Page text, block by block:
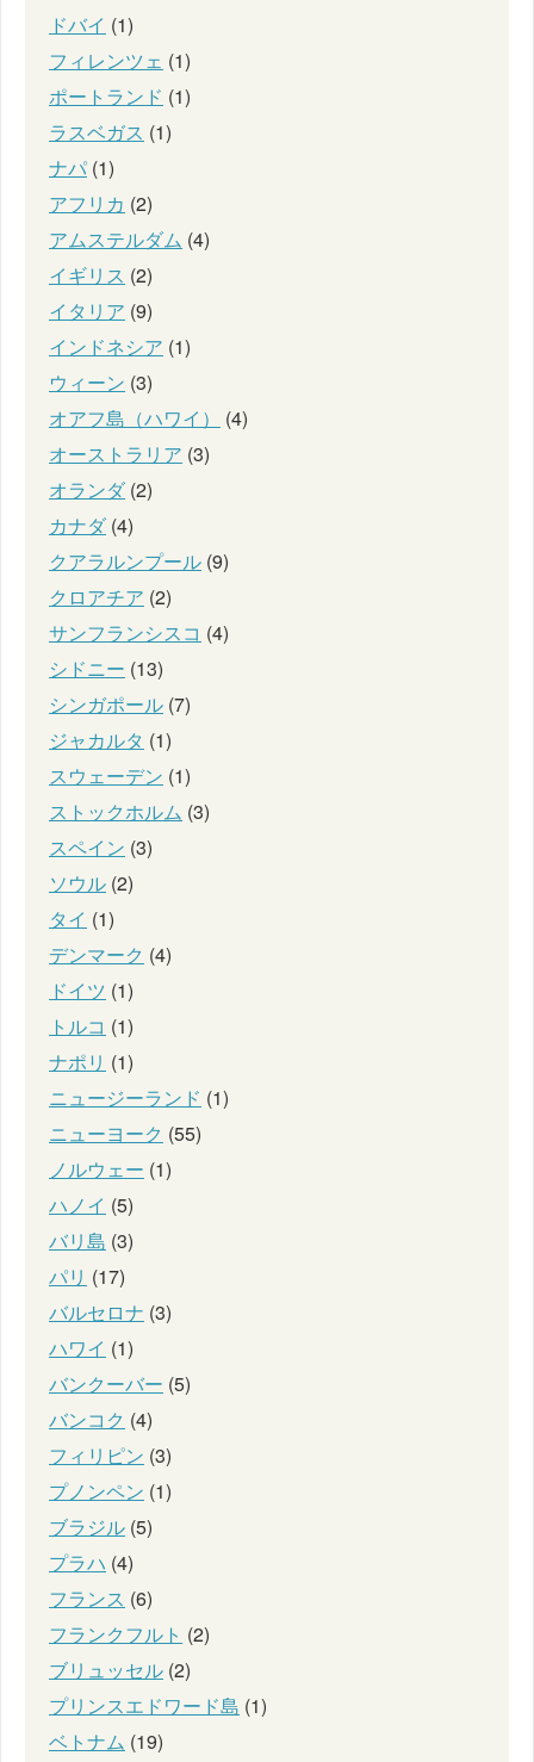
ドバイ (1)
フィレンツェ (1)
ポートランド (1)
ラスベガス (1)
ナパ (1)
アフリカ (2)
アムステルダム (4)
イギリス (2)
イタリア (9)
インドネシア (1)
ウィーン (3)
オアフ島（ハワイ）
(4)
オーストラリア (3)
オランダ(2)
カナダ(4)
クアラルンプール (9)
クロアチア (2)
サンフランシスコ (4)
シドニー (13)
シンガポール (7)
ジャカルタ (1)
スウェーデン (1)
ストックホルム (3)
スペイン (3)
ソウル (2)
タイ (1)
デンマーク (4)
ドイツ (1)
トルコ (1)
ナポリ (1)
ニュージーランド (1)
ニューヨーク (55)
ノルウェー (1)
ハノイ (5)
バリ島 (3)
パリ (17)
バルセロナ (3)
ハワイ (1)
バンクーバー (5)
バンコク (4)
フィリピン (3)
プノンペン (1)
ブラジル (5)
プラハ (4)
フランス (6)
フランクフルト (2)
ブリュッセル (2)
プリンスエドワード島 (1)
ベトナム (19)